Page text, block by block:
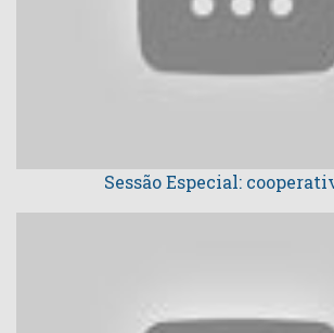
Sessão Especial: